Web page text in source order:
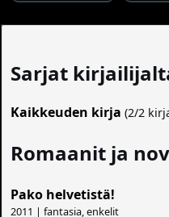
Sarjat
Kaikkeuden kirja (2/2
Romaanit ja
Pako helvetistä!
2011 | fantasia, enkelit